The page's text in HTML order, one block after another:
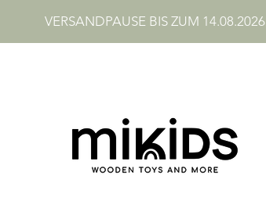
VERSANDPAUSE BIS ZUM 14.08.2026